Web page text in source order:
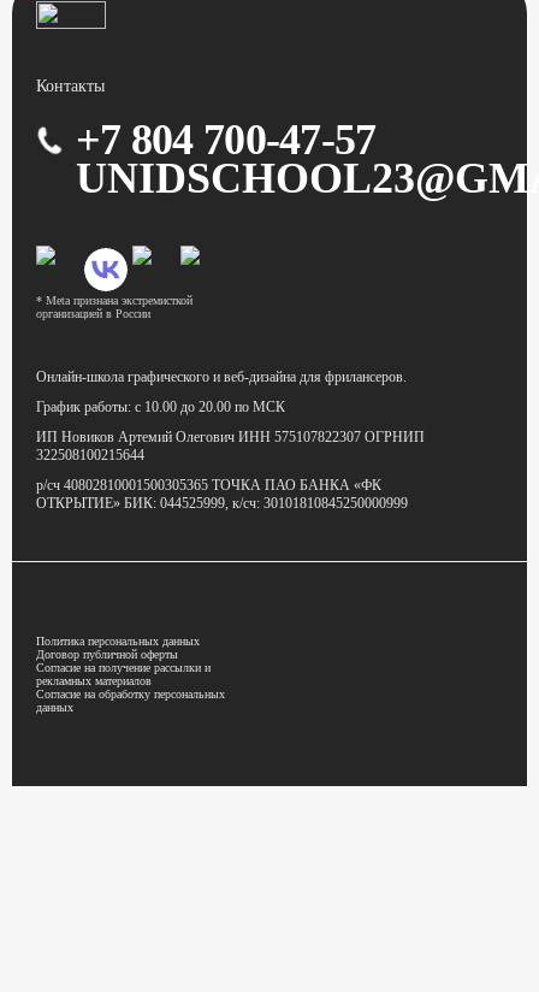
Контакты
+7 804 700-47-57
* Meta признана экстремисткой
организацией в России
Онлайн-школа графического и веб-дизайна для фрилансеров.
График работы: с 10.00 до 20.00 по МСК
ИП Новиков Артемий Олегович ИНН 575107822307 ОГРНИП
322508100215644
р/сч 40802810001500305365 ТОЧКА ПАО БАНКА «ФК
ОТКРЫТИЕ» БИК: 044525999, к/сч: 30101810845250000999
Политика персональных данных
Договор публичной оферты
Согласие на получение рассылки и
рекламных материалов
Согласие на обработку персональных
данных